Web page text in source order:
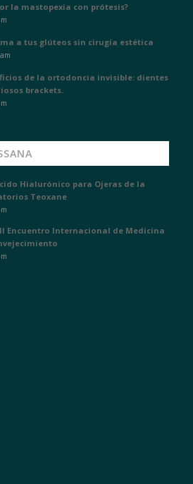
la mastopexia con prótesis?
a tus glúteos sin cirugía estética
de la ortodoncia invisible: dientes
brackets.
Hialurónico para Ojeras de la
Teoxane
Encuentro Internacional de Medicina